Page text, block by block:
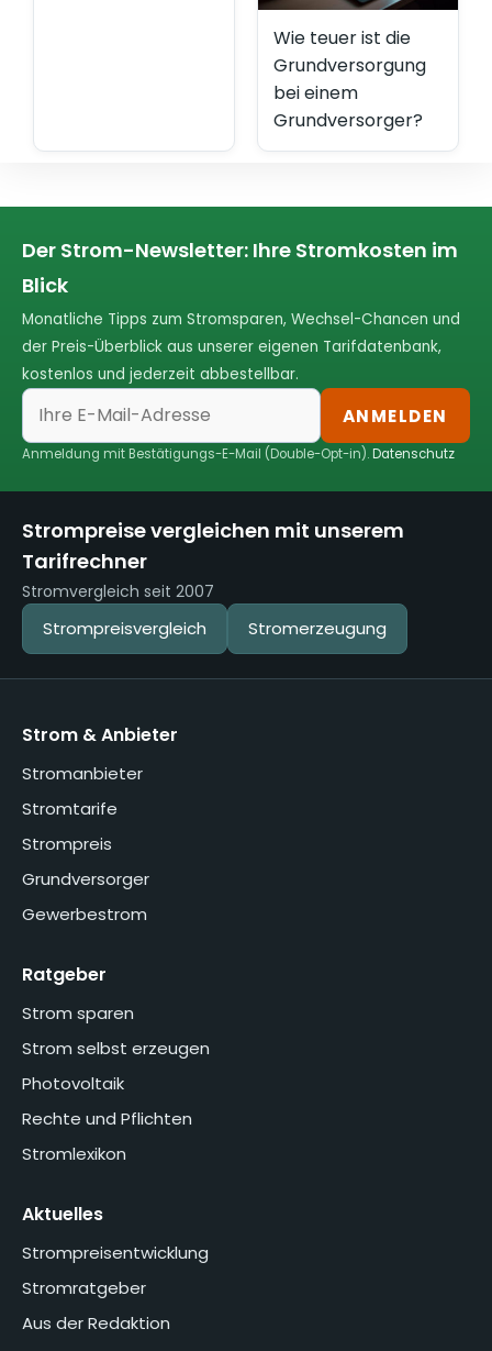
Wie teuer ist die
Grundversorgung
bei einem
Grundversorger?
Der Strom-Newsletter: Ihre Stromkosten im
Blick
Monatliche Tipps zum Stromsparen, Wechsel-Chancen und
der Preis-Überblick aus unserer eigenen Tarifdatenbank,
kostenlos und jederzeit abbestellbar.
ANMELDEN
Anmeldung mit Bestätigungs-E-Mail (Double-Opt-in).Datenschutz
Strompreise vergleichen mit unserem
Tarifrechner
Stromvergleich seit 2007
Strompreisvergleich Stromerzeugung
Strom & Anbieter
Stromanbieter
Stromtarife
Strompreis
Grundversorger
Gewerbestrom
Ratgeber
Strom sparen
Strom selbst erzeugen
Photovoltaik
Rechte und Pflichten
Stromlexikon
Aktuelles
Strompreisentwicklung
Stromratgeber
Aus der Redaktion